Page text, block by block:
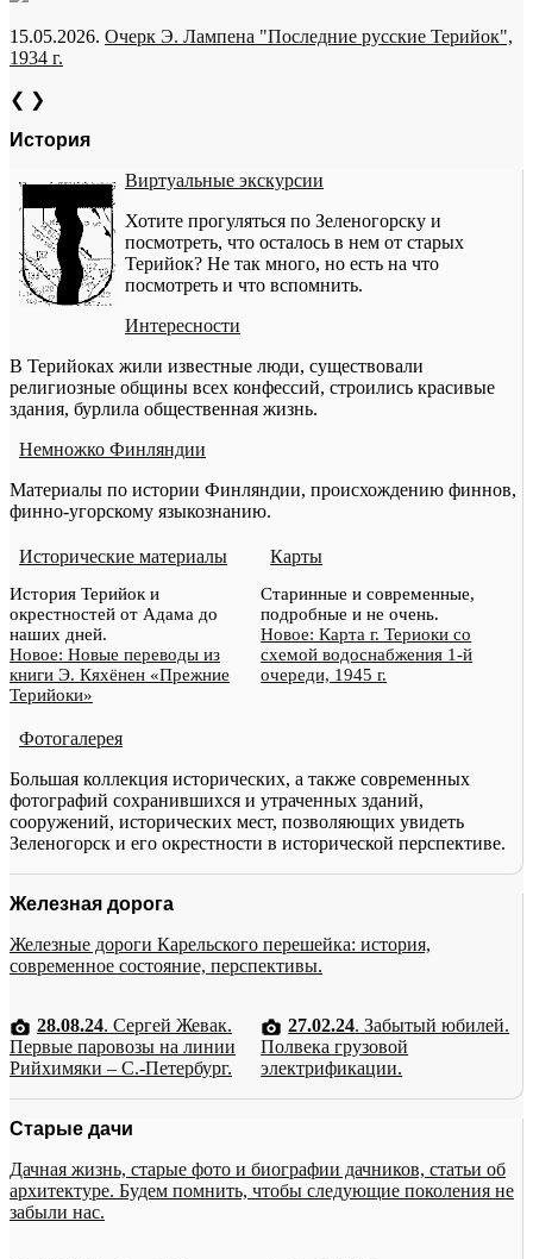
15.05.2026. Очерк Э. Лампена "Последние русские Терийок",
1934 г.
❮ ❯
История
Виртуальные экскурсии
Хотите прогуляться по Зеленогорску и
посмотреть, что осталось в нем от старых
Терийок? Не так много, но есть на что
посмотреть и что вспомнить.
Интересности
В Терийоках жили известные люди, существовали
религиозные общины всех конфессий, строились красивые
здания, бурлила общественная жизнь.
Немножко Финляндии
Материалы по истории Финляндии, происхождению финнов,
финно-угорскому языкознанию.
Исторические материалы
История Терийок и
окрестностей от Адама до
наших дней.
Новое: Новые переводы из
книги Э. Кяхёнен «Прежние
Терийоки»
Карты
Старинные и современные,
подробные и не очень.
Новое: Карта г. Териоки со
схемой водоснабжения 1-й
очереди, 1945 г.
Фотогалерея
Большая коллекция исторических, а также современных
фотографий сохранившихся и утраченных зданий,
сооружений, исторических мест, позволяющих увидеть
Зеленогорск и его окрестности в исторической перспективе.
Железная дорога
Железные дороги Карельского перешейка: история,
современное состояние, перспективы.
28.08.24. Сергей Жевак.
Первые паровозы на линии
Рийхимяки – С.-Петербург.
27.02.24. Забытый юбилей.
Полвека грузовой
электрификации.
Старые дачи
Дачная жизнь, старые фото и биографии дачников, статьи об
архитектуре. Будем помнить, чтобы следующие поколения не
забыли нас.